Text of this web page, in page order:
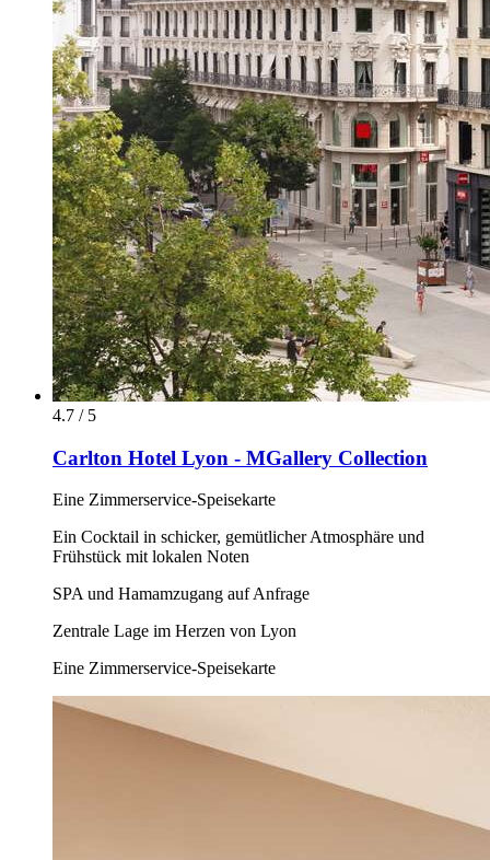
4.7 / 5
Carlton Hotel Lyon - MGallery Collection
Eine Zimmerservice-Speisekarte
Ein Cocktail in schicker, gemütlicher Atmosphäre und
Frühstück mit lokalen Noten
SPA und Hamamzugang auf Anfrage
Zentrale Lage im Herzen von Lyon
Eine Zimmerservice-Speisekarte